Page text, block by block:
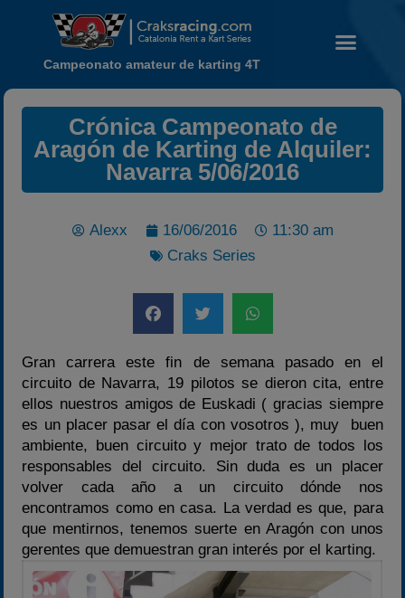
Noticias
Campeonato
Temporadas anteriores
2020-2021
2022
2023
2024
2025
Estadísticas
Preguntas Frecuentes
Campeonato amateur de karting 4T
Crónica Campeonato de
Aragón de Karting de Alquiler:
Navarra 5/06/2016
Alexx 16/06/2016
11:30 am
Craks Series
Gran carrera este fin de semana pasado en el
circuito de Navarra, 19 pilotos se dieron cita, entre
ellos nuestros amigos de Euskadi ( gracias siempre
es un placer pasar el día con vosotros ), muy buen
ambiente, buen circuito y mejor trato de todos los
responsables del circuito. Sin duda es un placer
volver cada año a un circuito dónde nos
encontramos como en casa. La verdad es que, para
que mentirnos, tenemos suerte en Aragón con unos
gerentes que demuestran gran interés por el karting.